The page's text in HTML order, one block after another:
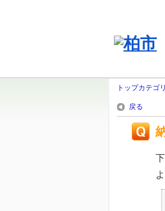
トップカテゴ
戻る